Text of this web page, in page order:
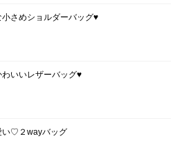
さめショルダーバッグ♥
いいレザーバッグ♥
い♡２wayバッグ